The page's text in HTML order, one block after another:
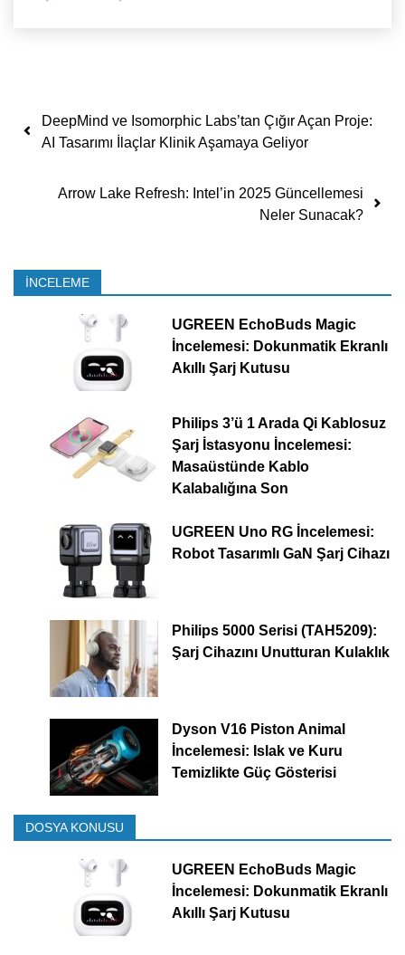
Yazı dolaşımı
DeepMind ve Isomorphic Labs’tan Çığır Açan Proje:
AI Tasarımı İlaçlar Klinik Aşamaya Geliyor
Arrow Lake Refresh: Intel’in 2025 Güncellemesi
Neler Sunacak?
İNCELEME
UGREEN EchoBuds Magic
İncelemesi: Dokunmatik Ekranlı
Akıllı Şarj Kutusu
Philips 3’ü 1 Arada Qi Kablosuz
Şarj İstasyonu İncelemesi:
Masaüstünde Kablo
Kalabalığına Son
UGREEN Uno RG İncelemesi:
Robot Tasarımlı GaN Şarj Cihazı
Philips 5000 Serisi (TAH5209):
Şarj Cihazını Unutturan Kulaklık
Dyson V16 Piston Animal
İncelemesi: Islak ve Kuru
Temizlikte Güç Gösterisi
DOSYA KONUSU
UGREEN EchoBuds Magic
İncelemesi: Dokunmatik Ekranlı
Akıllı Şarj Kutusu